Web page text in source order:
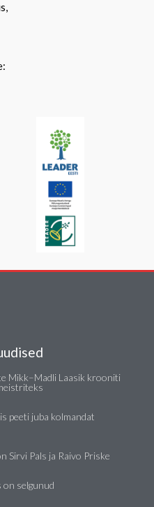
Mikk–Madli Laasik krooniti
peeti juba kolmandat
Sirvi Pals ja Raivo Priske
selgunud